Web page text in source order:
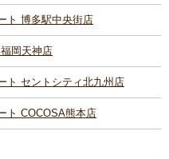
ト 博多駅中央街店
岡天神店
ト セントシティ北九州店
ト COCOSA熊本店